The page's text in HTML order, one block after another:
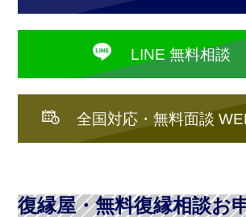
LINE 無料相談
全国対応・無料面談
復縁屋・無料復縁相談お